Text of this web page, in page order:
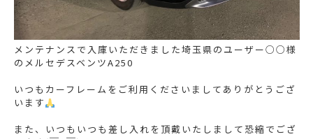
メンテナンスで入庫いただきました埼玉県のユーザー○○様
のメルセデスベンツA250
いつもカーフレームをご利用くださいましてありがとうござ
います
また、いつもいつも差し入れを頂戴いたしまして恐縮でござ